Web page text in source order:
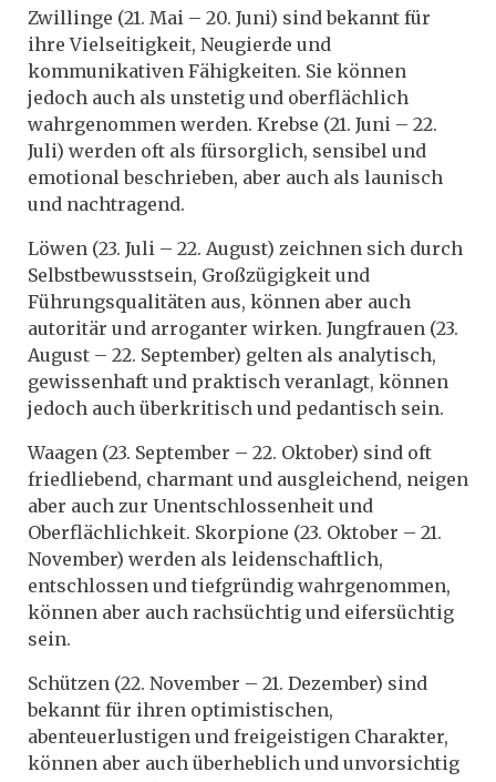
Zwillinge (21. Mai – 20. Juni) sind bekannt für
ihre Vielseitigkeit, Neugierde und
kommunikativen Fähigkeiten. Sie können
jedoch auch als unstetig und oberflächlich
wahrgenommen werden. Krebse (21. Juni – 22.
Juli) werden oft als fürsorglich, sensibel und
emotional beschrieben, aber auch als launisch
und nachtragend.
Löwen (23. Juli – 22. August) zeichnen sich durch
Selbstbewusstsein, Großzügigkeit und
Führungsqualitäten aus, können aber auch
autoritär und arroganter wirken. Jungfrauen (23.
August – 22. September) gelten als analytisch,
gewissenhaft und praktisch veranlagt, können
jedoch auch überkritisch und pedantisch sein.
Waagen (23. September – 22. Oktober) sind oft
friedliebend, charmant und ausgleichend, neigen
aber auch zur Unentschlossenheit und
Oberflächlichkeit. Skorpione (23. Oktober – 21.
November) werden als leidenschaftlich,
entschlossen und tiefgründig wahrgenommen,
können aber auch rachsüchtig und eifersüchtig
sein.
Schützen (22. November – 21. Dezember) sind
bekannt für ihren optimistischen,
abenteuerlustigen und freigeistigen Charakter,
können aber auch überheblich und unvorsichtig